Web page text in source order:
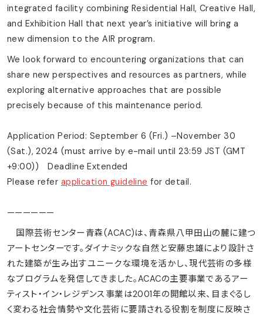
integrated facility combining Residential Hall, Creative Hall,
and Exhibition Hall that next year’s initiative will bring a
new dimension to the AIR program.
We look forward to encountering organizations that can
share new perspectives and resources as partners, while
exploring alternative approaches that are possible
precisely because of this maintenance period.
Application Period: September 6 (Fri.) –November 30
(Sat.), 2024 (must arrive by e-mail until 23:59 JST (GMT
+9:00)) Deadline Extended
Please refer application guideline for detail.
——————
国際芸術センター青森(ACAC)は、青森県八甲田山の麓に建つ
アートセンターです。ダイナミックな自然と安藤忠雄により設計さ
れた建築が生み出すユニークな環境を活かし、現代芸術の多様
なプログラムを発信してきました。ACACの主要事業であるアー
ティスト・イン・レジデンス事業は2001年の開館以来、目まぐるし
く変わる社会情勢や文化芸術に要請される役割を制度に反映さ